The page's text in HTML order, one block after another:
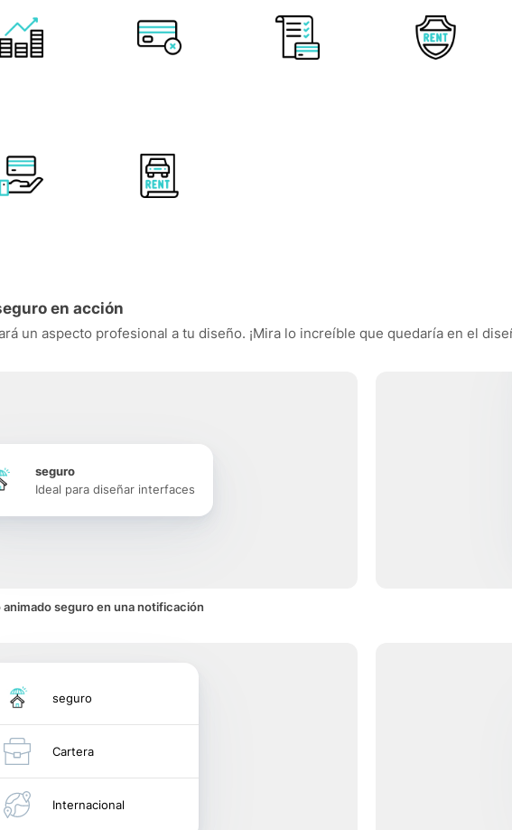
en acción
un aspecto profesional a tu diseño. ¡Mira lo increíble que quedaría en el
seguro
Ideal para diseñar interfaces
animado seguro en una notificación
seguro
Cartera
Internacional